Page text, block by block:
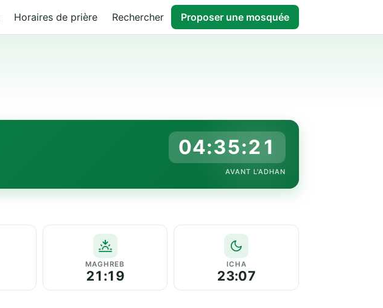
Horaires de prière Rechercher Proposer une mosquée
04:35:20
AVANT L'ADHAN
MAGHREB
21:19
ICHA
23:07